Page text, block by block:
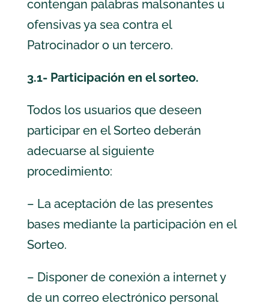
contengan palabras malsonantes u
ofensivas ya sea contra el
Patrocinador o un tercero.
3.1- Participación en el sorteo.
Todos los usuarios que deseen
participar en el Sorteo deberán
adecuarse al siguiente
procedimiento:
– La aceptación de las presentes
bases mediante la participación en el
Sorteo.
– Disponer de conexión a internet y
de un correo electrónico personal